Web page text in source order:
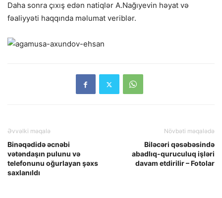
Daha sonra çıxış edən natiqlər A.Nağıyevin həyat və
fəaliyyəti haqqında məlumat veriblər.
Əvvəlki məqalə
Binəqədidə əcnəbi
vətəndaşın pulunu və
telefonunu oğurlayan şəxs
saxlanıldı
Növbəti məqalədə
Biləcəri qəsəbəsində
abadlıq-quruculuq işləri
davam etdirilir – Fotolar